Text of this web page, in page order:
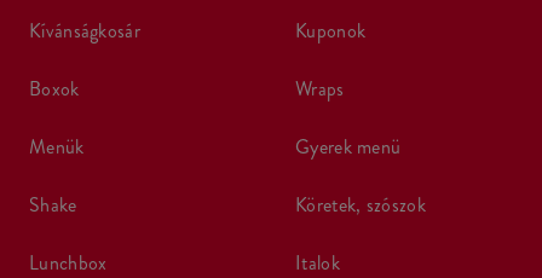
kívánságkosár
boxok
menük
shake
lunchbox
kuponok
wraps
gyerek menü
köretek, szószok
italok